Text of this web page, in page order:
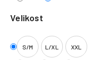
Velikost
S/M L/XL XXL